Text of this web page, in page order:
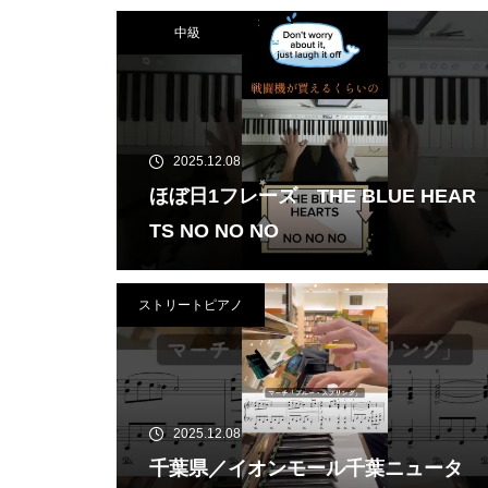
中級
2025.12.08
ほぼ日1フレーズ THE BLUE HEAR
TS NO NO NO
ストリートピアノ
2025.12.08
千葉県／イオンモール千葉ニュータ